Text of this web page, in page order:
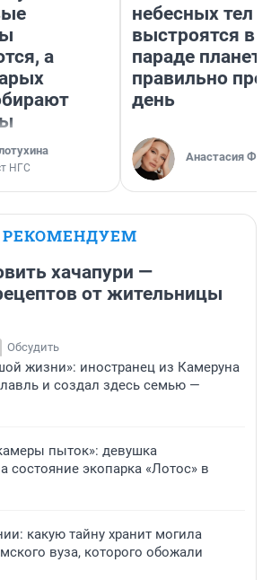
а
НГС
небесных тел
выстроятся в
параде планет
правильно
день
Анастасия
РЕКОМЕНДУЕМ
хачапури —
от жительницы
Обсудить
жизни»: иностранец из Камеруна
и создал здесь семью —
пыток»: девушка
состояние экопарка «Лотос» в
какую тайну хранит могила
вуза, которого обожали